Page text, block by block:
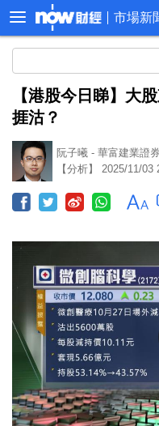
市場新
【港股今日睇】大
捱沽？
阮子曦 - 華富建業證
【分析】 2025/11/03